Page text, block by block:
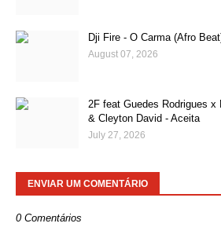
Dji Fire - O Carma (Afro
August 07, 2026
2F feat Guedes Rodrigues
& Cleyton David - Aceita
July 27, 2026
ENVIAR UM COMENTÁRIO
0 Comentários